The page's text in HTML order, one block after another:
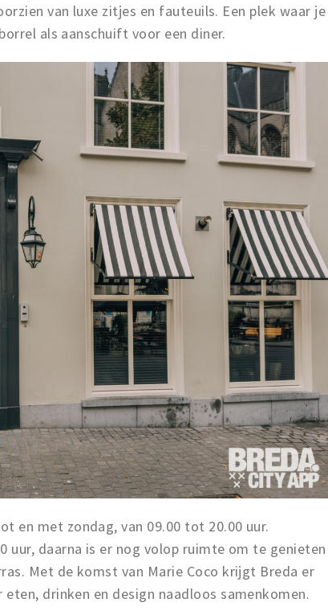
van luxe zitjes en fauteuils. Een plek waar je
als aanschuift voor een diner.
en met zondag, van 09.00 tot 20.00 uur.
uur, daarna is er nog volop ruimte om te genieten
Met de komst van Marie Coco krijgt Breda er
drinken en design naadloos samenkomen.